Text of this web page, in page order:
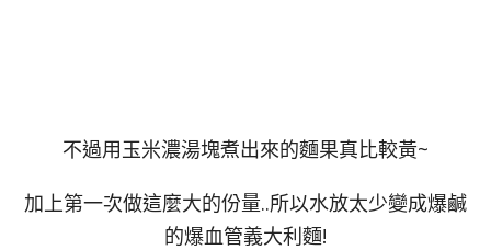
不過用玉米濃湯塊煮出來的麵果真比較黃~
加上第一次做這麼大的份量..所以水放太少變成爆鹹
的爆血管義大利麵!